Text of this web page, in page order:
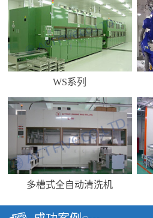
WS系列
多槽式全自动清洗机